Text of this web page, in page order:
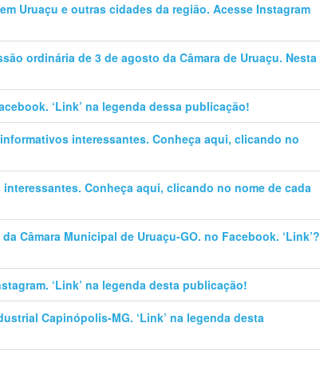
Uruaçu e outras cidades da região. Acesse Instagram
ordinária de 3 de agosto da Câmara de Uruaçu. Nesta
‘Link’ na legenda dessa publicação!
interessantes. Conheça aqui, clicando no
interessantes. Conheça aqui, clicando no nome de cada
Câmara Municipal de Uruaçu-GO. no Facebook. ‘Link’?
‘Link’ na legenda desta publicação!
Capinópolis-MG. ‘Link’ na legenda desta